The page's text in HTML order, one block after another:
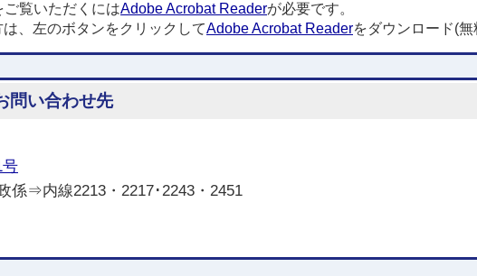
覧いただくにはAdobe Acrobat Readerが必要です。
、左のボタンをクリックしてAdobe Acrobat Readerをダウンロード(無
問い合わせ先
係⇒内線2213・2217･2243・2451